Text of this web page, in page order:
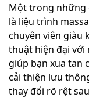
Một trong những
là liệu trình
chuyên viên giàu
thuật hiện đại
giúp bạn xua tan
cải thiện lưu
thay đổi rõ rệt